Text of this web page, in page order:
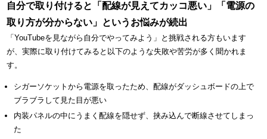
自分で取り付けると「配線が見えてカッコ悪い」「電源の
取り方が分からない」というお悩みが続出
「YouTubeを見ながら自分でやってみよう」と挑戦される方もいます
が、実際に取り付けてみると以下のような失敗や苦労が多く聞かれま
す。
シガーソケットから電源を取ったため、配線がダッシュボードの上で
ブラブラして見た目が悪い
内装パネルの中にうまく配線を隠せず、挟み込んで断線させてしまっ
た